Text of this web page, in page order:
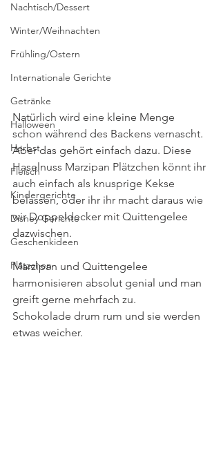
Nachtisch/Dessert
Winter/Weihnachten
Frühling/Ostern
Internationale Gerichte
Getränke
Halloween
Herbst
Fleisch
Kindergerichte
Disney Gerichte
Geschenkideen
Plätzchen
Natürlich wird eine kleine Menge
schon während des Backens vernascht.
Aber das gehört einfach dazu. Diese
Haselnuss Marzipan Plätzchen könnt ihr
auch einfach als knusprige Kekse
belassen, oder ihr ihr macht daraus wie
wir Doppeldecker mit Quittengelee
dazwischen.
Marzipan und Quittengelee
harmonisieren absolut genial und man
greift gerne mehrfach zu.
Schokolade drum rum und sie werden
etwas weicher.